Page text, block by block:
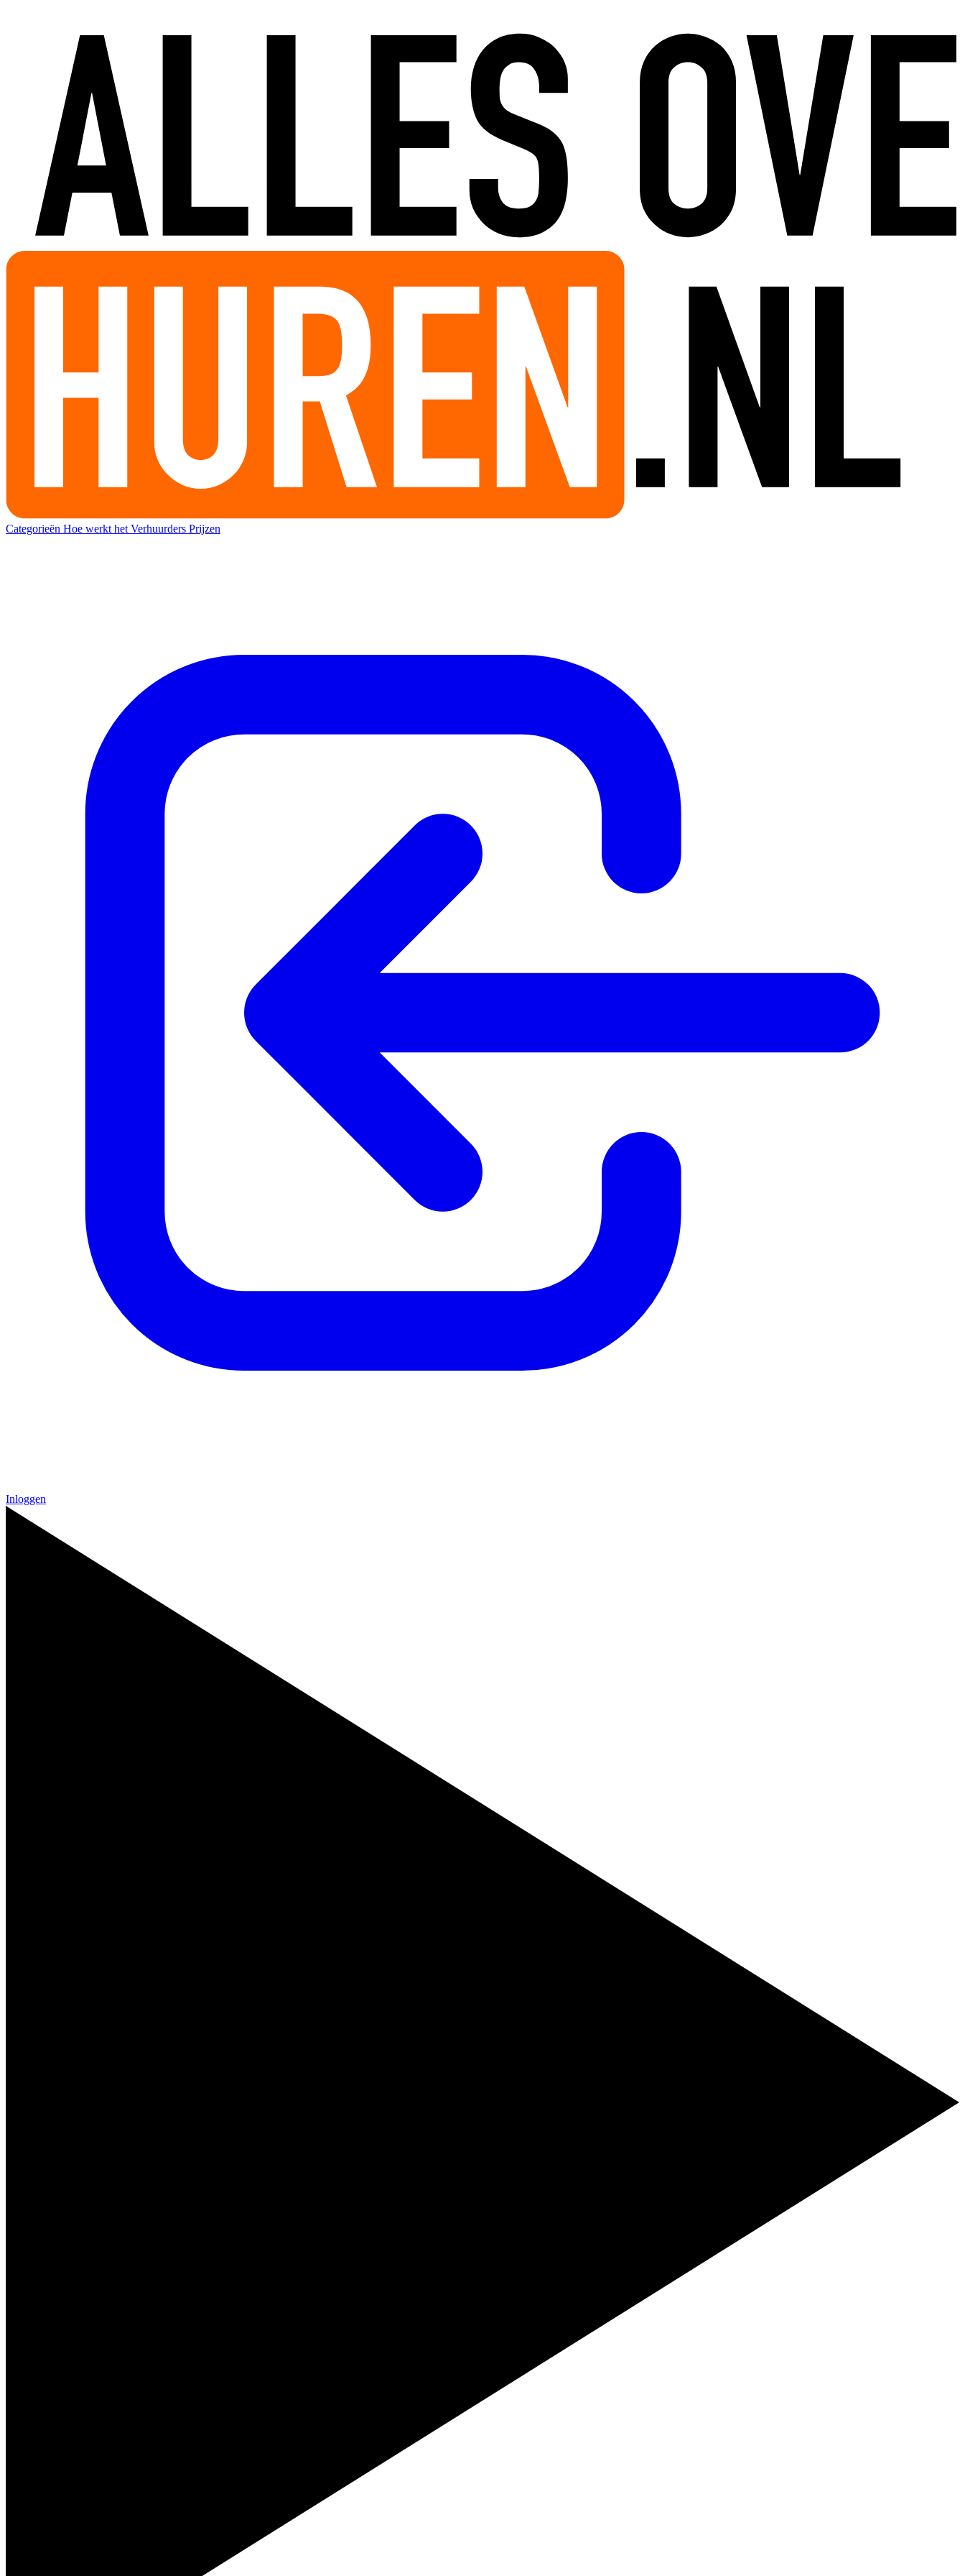
Categorieën Hoe werkt het Verhuurders Prijzen
Inloggen